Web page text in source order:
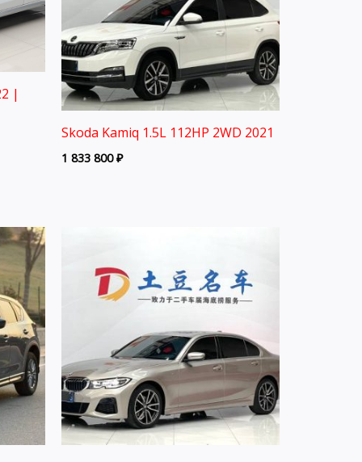
|
Skoda Kamiq 1.5L 112HP 2WD 2021
1 833 800₽